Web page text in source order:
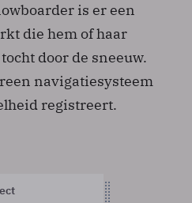
is er een
die hem of haar
door de sneeuw.
navigatiesysteem
registreert.